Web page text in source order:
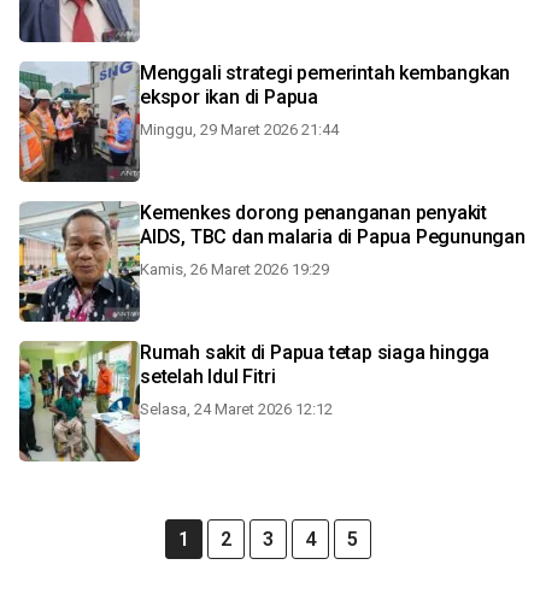
Menggali strategi pemerintah kembangkan
ekspor ikan di Papua
Minggu, 29 Maret 2026 21:44
Kemenkes dorong penanganan penyakit
AIDS, TBC dan malaria di Papua Pegunungan
Kamis, 26 Maret 2026 19:29
Rumah sakit di Papua tetap siaga hingga
setelah Idul Fitri
Selasa, 24 Maret 2026 12:12
1 2 3 4 5